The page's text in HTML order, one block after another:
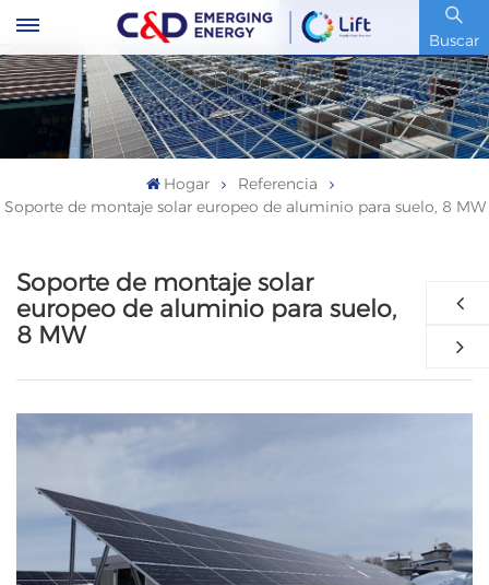
Buscar
Código De Stock : 600153.SH
Hogar
Referencia
Soporte de montaje solar europeo de aluminio para suelo, 8 MW
Soporte de montaje solar
europeo de aluminio para suelo,
8 MW